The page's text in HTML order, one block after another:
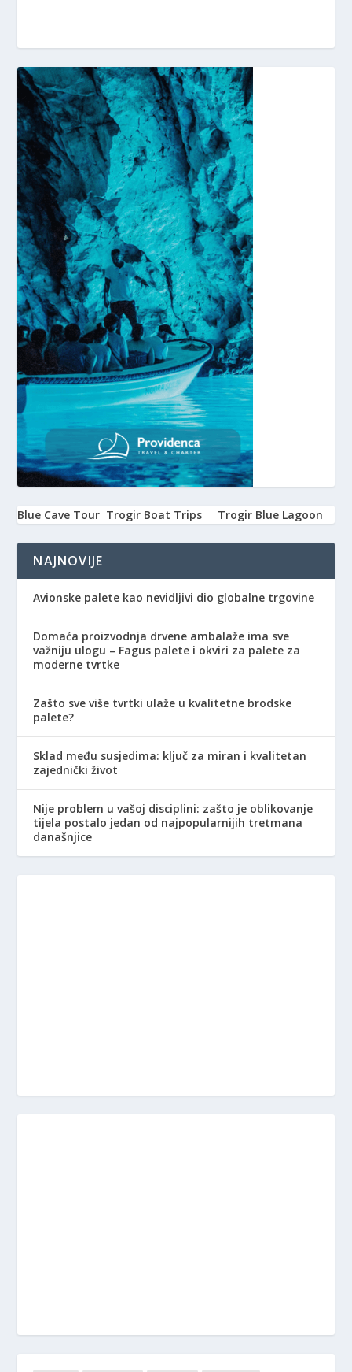
Blue Cave Tour Trogir Boat Trips Trogir Blue Lagoon
NAJNOVIJE
Avionske palete kao nevidljivi dio globalne trgovine
Domaća proizvodnja drvene ambalaže ima sve
važniju ulogu – Fagus palete i okviri za palete za
moderne tvrtke
Zašto sve više tvrtki ulaže u kvalitetne brodske
palete?
Sklad među susjedima: ključ za miran i kvalitetan
zajednički život
Nije problem u vašoj disciplini: zašto je oblikovanje
tijela postalo jedan od najpopularnijih tretmana
današnjice